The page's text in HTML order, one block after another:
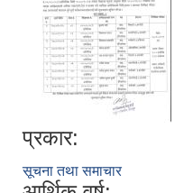
प्रकार:
सूचना तथा समाचार